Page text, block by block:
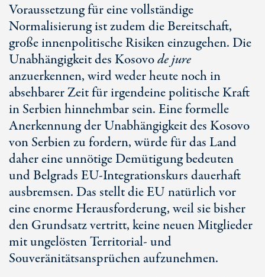
Voraussetzung für eine vollständige
Normalisierung ist zudem die Bereitschaft,
große innenpolitische Risiken einzugehen. Die
Unabhängigkeit des Kosovode jure
anzuerkennen, wird weder heute noch in
absehbarer Zeit für irgendeine politische Kraft
in Serbien hinnehmbar sein. Eine formelle
Anerkennung der Unabhängigkeit des Kosovo
von Serbien zu fordern, würde für das Land
daher eine unnötige Demütigung bedeuten
und BelgradsEU-Integrationskursdauerhaft
ausbremsen. Das stellt die EU natürlich vor
eine enorme Herausforderung, weil sie bisher
den Grundsatz vertritt, keine neuen Mitglieder
mit ungelösten Territorial- und
Souveränitätsansprüchen aufzunehmen.